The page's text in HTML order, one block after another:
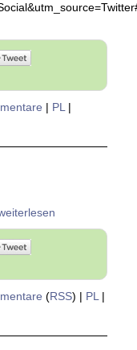
| PL|
(RSS) | PL|